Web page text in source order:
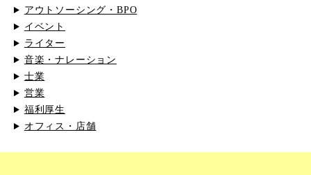
アウトソーシング・BPO
イベント
ライター
音楽・ナレーション
士業
営業
福利厚生
オフィス・店舗